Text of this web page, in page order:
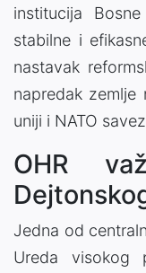
institucija
stabilne i
nastavak
napredak
uniji i NATO
OHR
Jedna od
Ureda visokog